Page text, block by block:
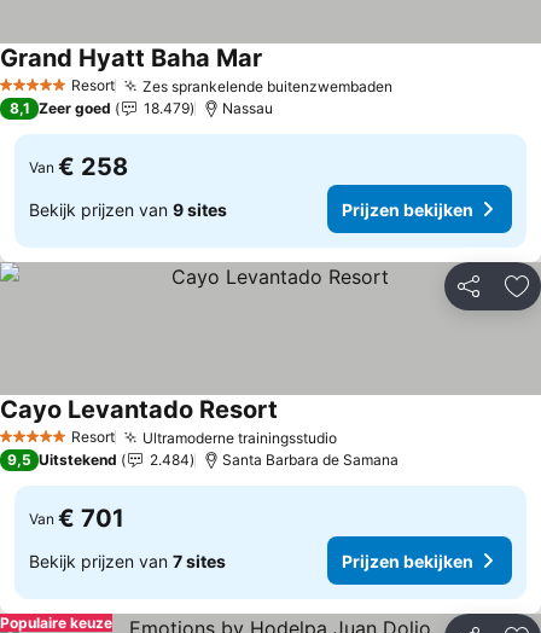
5 Sterren Resort Zes sprankelende buitenzwembaden
Grand Hyatt Baha Mar
8,1 Zeer goed 18.479 Nassau
Van € 258
Bekijk prijzen van 9 sites Prijzen bekijken
Delen
5 Sterren Resort Ultramoderne trainingsstudioPrijzen bekijken
Cayo Levantado Resort
9,5 Uitstekend 2.484 Santa Barbara de Samana
Van € 701
Bekijk prijzen van 7 sites Prijzen bekijken
Populaire keuze